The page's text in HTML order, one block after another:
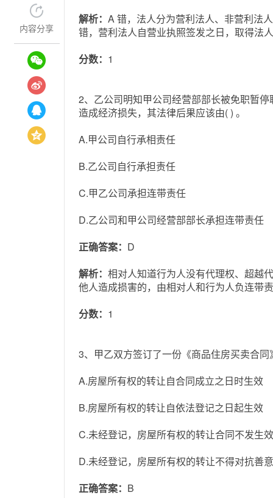
内容分享
解析： A 错，法人分为营利法人、非营利法
错，营利法人自营业执照签发之日，取得法
分数： 1
2、乙公司明知甲公司经营部部长被免职暂
造成经济损失，其法律后果应该由( ) 。
A.甲公司自行承相责任
B.乙公司自行承担责任
C.甲乙公司承担连带责任
D.乙公司和甲公司经营部部长承担连带责任
正确答案： D
解析： 相对人知道行为人没有代理权、超越
他人造成损害的，由相对人和行为人负连带
分数： 1
3、甲乙双方签订了一份《商品住房买卖合
A.房屋所有权的转让自合同成立之日时生效
B.房屋所有权的转让自依法登记之日起生效
C.未经登记，房屋所有权的转让合同不发生
D.未经登记，房屋所有权的转让不得对抗善
正确答案： B